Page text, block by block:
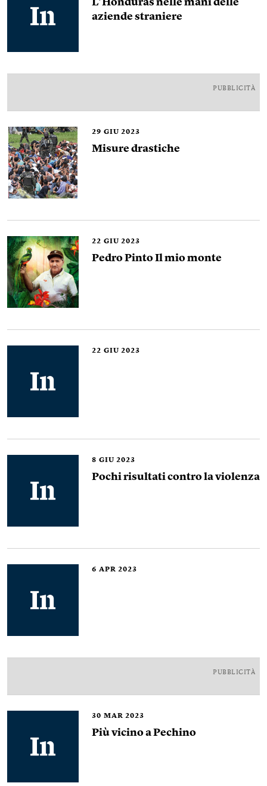
L’Honduras nelle mani delle
aziende straniere
PUBBLICITÀ
29 GIU 2023
Misure drastiche
22 GIU 2023
Pedro Pinto Il mio monte
22 GIU 2023
8 GIU 2023
Pochi risultati contro la violenza
6 APR 2023
PUBBLICITÀ
30 MAR 2023
Più vicino a Pechino